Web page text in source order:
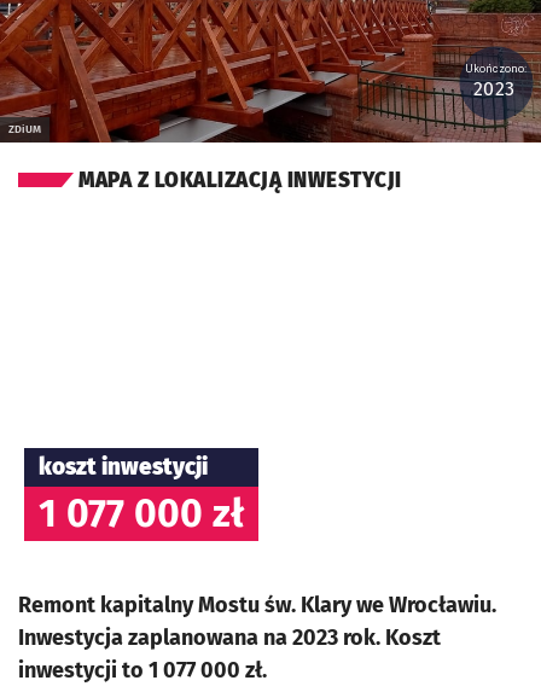
ZDiUM
Ukończono:
2023
MAPA Z LOKALIZACJĄ INWESTYCJI
koszt inwestycji
1 077 000 zł
Remont kapitalny Mostu św. Klary we Wrocławiu.
Inwestycja zaplanowana na 2023 rok. Koszt
inwestycji to 1 077 000 zł.